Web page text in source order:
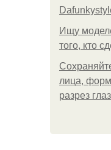
Ищу
того, кто
лица,
разрез